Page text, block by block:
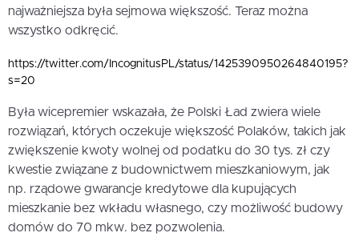
najważniejsza była sejmowa większość. Teraz można
wszystko odkręcić.
https://twitter.com/IncognitusPL/status/1425390950264840195?
s=20
Była wicepremier wskazała, że Polski Ład zwiera wiele
rozwiązań, których oczekuje większość Polaków, takich jak
zwiększenie kwoty wolnej od podatku do 30 tys. zł czy
kwestie związane z budownictwem mieszkaniowym, jak
np. rządowe gwarancje kredytowe dla kupujących
mieszkanie bez wkładu własnego, czy możliwość budowy
domów do 70 mkw. bez pozwolenia.